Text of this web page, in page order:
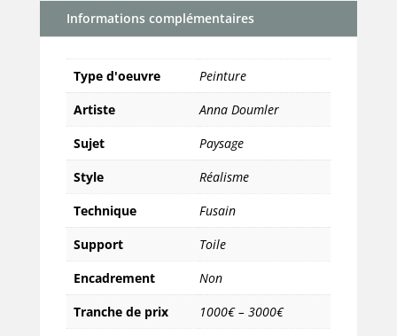
Informations complémentaires
Type d'oeuvre
Peinture
Artiste
Anna Doumler
Sujet
Paysage
Style
Réalisme
Technique
Fusain
Support
Toile
Encadrement
Non
Tranche de prix
1000€ – 3000€